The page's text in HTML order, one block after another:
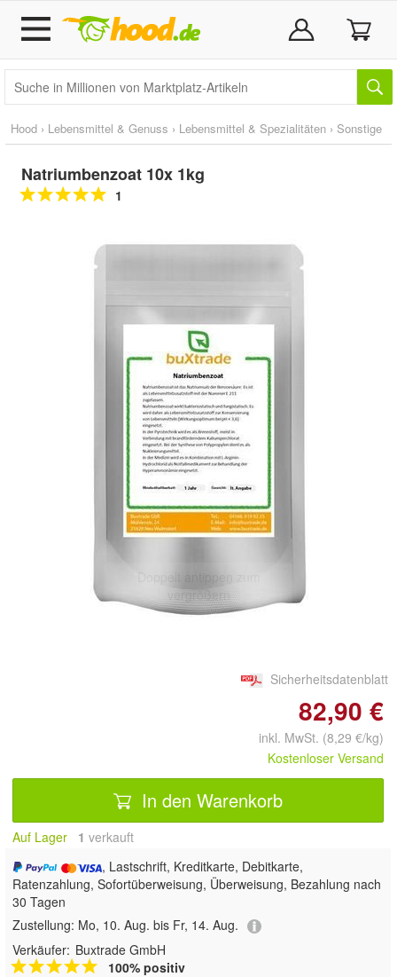
Hood › Lebensmittel & Genuss › Lebensmittel & Spezialitäten › Sonstige
Natriumbenzoat 10x 1kg
1
Doppelt antippen zum
vergrößern
Sicherheitsdatenblatt
82,90 €
inkl. MwSt. (8,29 €/kg)
Kostenloser Versand
In den Warenkorb
Auf Lager 1 verkauft
, Lastschrift, Kreditkarte, Debitkarte,
Ratenzahlung, Sofortüberweisung, Überweisung, Bezahlung nach
30 Tagen
Zustellung: Mo, 10. Aug. bis Fr, 14. Aug.
Verkäufer: Buxtrade GmbH
100% positiv